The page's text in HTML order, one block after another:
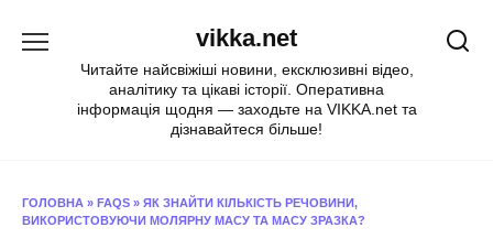
vikka.net
Читайте найсвіжіші новини, ексклюзивні відео,
аналітику та цікаві історії. Оперативна
інформація щодня — заходьте на VIKKA.net та
дізнавайтеся більше!
ГОЛОВНА » FAQS » ЯК ЗНАЙТИ КІЛЬКІСТЬ РЕЧОВИНИ,
ВИКОРИСТОВУЮЧИ МОЛЯРНУ МАСУ ТА МАСУ ЗРАЗКА?